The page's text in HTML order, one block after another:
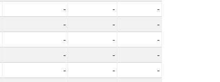
- -
-
- -
-
- -
-
- -
-
- -
-